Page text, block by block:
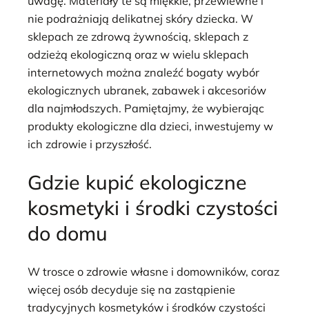
nie podrażniają delikatnej skóry dziecka. W
sklepach ze zdrową żywnością, sklepach z
odzieżą ekologiczną oraz w wielu sklepach
internetowych można znaleźć bogaty wybór
ekologicznych ubranek, zabawek i akcesoriów
dla najmłodszych. Pamiętajmy, że wybierając
produkty ekologiczne dla dzieci, inwestujemy w
ich zdrowie i przyszłość.
Gdzie kupić ekologiczne
kosmetyki i środki czystości
do domu
W trosce o zdrowie własne i domowników, coraz
więcej osób decyduje się na zastąpienie
tradycyjnych kosmetyków i środków czystości